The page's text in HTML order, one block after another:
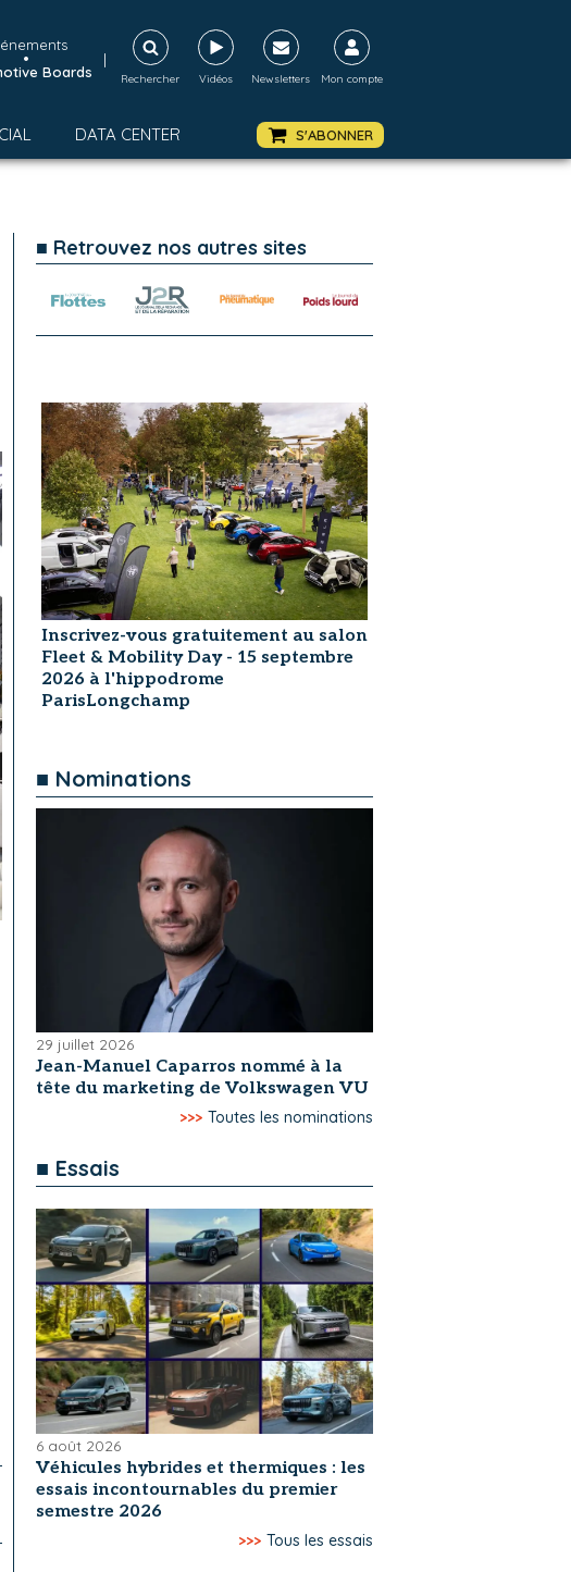
•
Boards
|
Rechercher Vidéos Newsletters Mon compte
DATA CENTER S'ABONNER
■ Retrouvez nos autres sites
Inscrivez-vous gratuitement au salon
Fleet & Mobility Day - 15 septembre
2026 à l'hippodrome
ParisLongchamp
■ Nominations
29 juillet 2026
Jean-Manuel Caparros nommé à la
tête du marketing de Volkswagen VU
>>> Toutes les nominations
■ Essais
6 août 2026
Véhicules hybrides et thermiques : les
essais incontournables du premier
semestre 2026
>>> Tous les essais